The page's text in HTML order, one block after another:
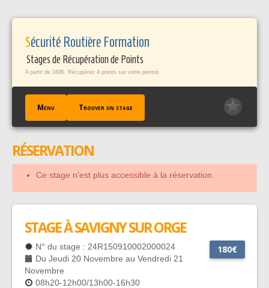
Sécurité Routière Formation
Stages de Récupération de Points
A partir de 160€. Récupérez 4 points sur votre permis
Menu Trouver un stage
ACCUEIL
TROUVER UN STAGE
EN SAVOIR +
RÉSERVATION
Ce stage n'est plus accessible à la réservation.
STAGE À SAVIGNY SUR ORGE
180€
N° du stage : 24R150910002000024
Du Jeudi 20 Novembre au Vendredi 21
Novembre
08h20-12h00/13h00-16h30